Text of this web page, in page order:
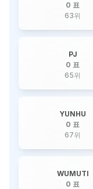
0 표
63위
PJ
0 표
65위
YUNHU
0 표
67위
WUMUTI
0 표